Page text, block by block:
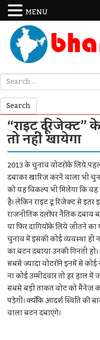
“राइट दू रिजेक्ट”
तो नहीं खायेगा
2013 के चुनाव वोटरों के लिये
दबाकर खारिज करने वाला भी
को यह विकल्प भी मिलेगा कि वह
है। लेकिन राइट टू रिजेक्ट से
राजनीतिक दलों पर नैतिक दबाव
या फिर दागियों के लिये जीतने
चुनाव में इसकी कोई व्यवस्था ही
का बटन दबाया उनकी गिनती
सबसे ज्यादा वोटरों ने इनमें से
ना कोई उम्मीदवार तो हर हाल में
सबसे बड़ी ताकत वोट को मैनेज
पड़ेगी। क्योंकि आदर्श स्थिति की
वाला बटन दबाएंगे।
MENU